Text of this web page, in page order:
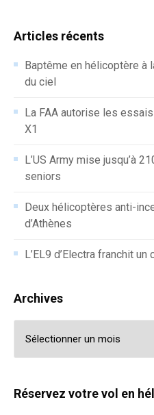
Articles récents
Baptême en hélicoptère à
du ciel
La FAA autorise les
X1
L’US Army mise jusqu’à
seniors
Deux hélicoptères anti-
d’Athènes
L’EL9 d’Electra franchit
Archives
Réservez votre vol en